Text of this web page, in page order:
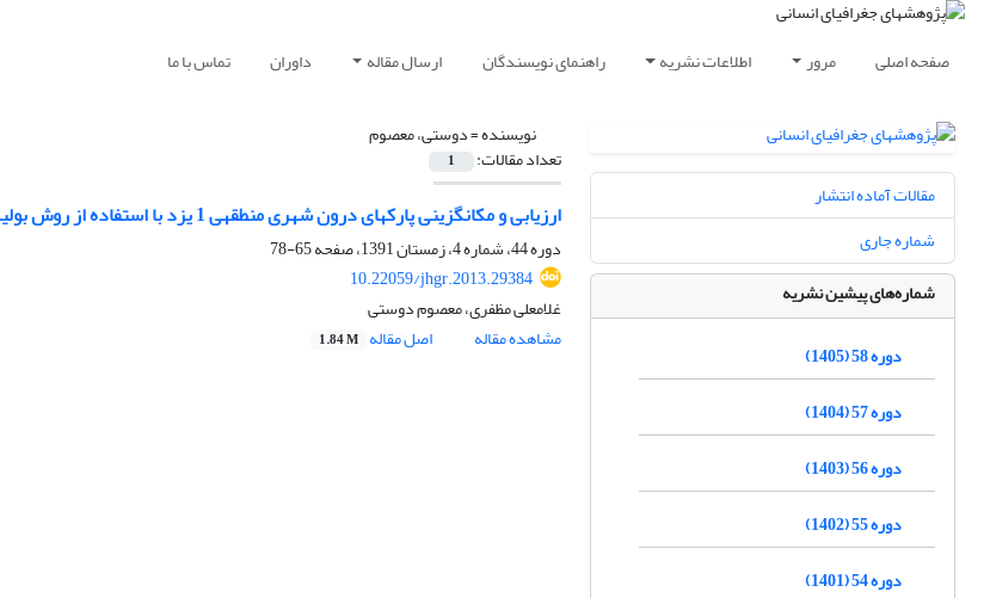
صفحه اصلی مرور اطلاعات نشریه راهنمای نویسندگان ارسال مقاله داوران تماس با ما
نویسنده =دوستی، معصوم
تعداد مقالات: 1
ارزیابی و مکان‎گزینی پارک‎های درون شهری منطقه‎ی 1 یزد با استفاده از روش بولین و روش دلفی در سیستم اطلاعات جغرافیایی
دوره 44، شماره 4، زمستان 1391، صفحه
65-78
10.22059/jhgr.2013.29384
غلامعلی مظفری، معصوم دوستی
مشاهده مقاله
اصل مقاله 1.84 M
مقالات آماده انتشار
شماره جاری
شماره‌های پیشین نشریه
دوره 58 (1405)
دوره 57 (1404)
دوره 56 (1403)
دوره 55 (1402)
دوره 54 (1401)